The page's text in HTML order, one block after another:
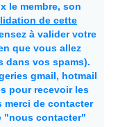
le membre, son
de cette
à valider votre
que vous allez
dans vos spams).
gmail, hotmail
pour recevoir les
merci de contacter
"nous contacter"